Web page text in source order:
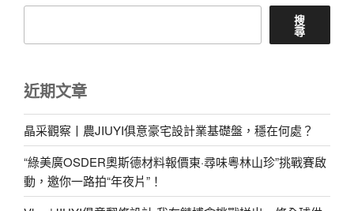
搜
尋
近期文章
晶采觀察丨農JIUYI俱意豪宅設計業基礎盤，穩在何處？
“綠美廣OSDER奧斯德材料報價東·尋味粵林山珍”挑戰賽啟
動，邀你一路拍“年夜片”！